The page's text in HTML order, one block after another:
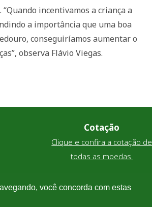
incentivamos a criança a
a importância que uma boa
conseguiríamos aumentar o
observa Flávio Viegas.
Cotação
Clique e confira a cotação de
todas as moedas.
você concorda com estas